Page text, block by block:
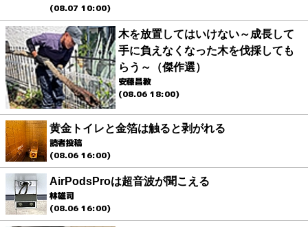
(08.07 10:00)
木を放置してはいけない～成長して
手に負えなくなった木を伐採しても
らう～（傑作選）
安藤昌教
(08.06 18:00)
黄金トイレと金箔は触ると剥がれる
読者投稿
(08.06 16:00)
AirPodsProは超音波が聞こえる
林雄司
(08.06 16:00)